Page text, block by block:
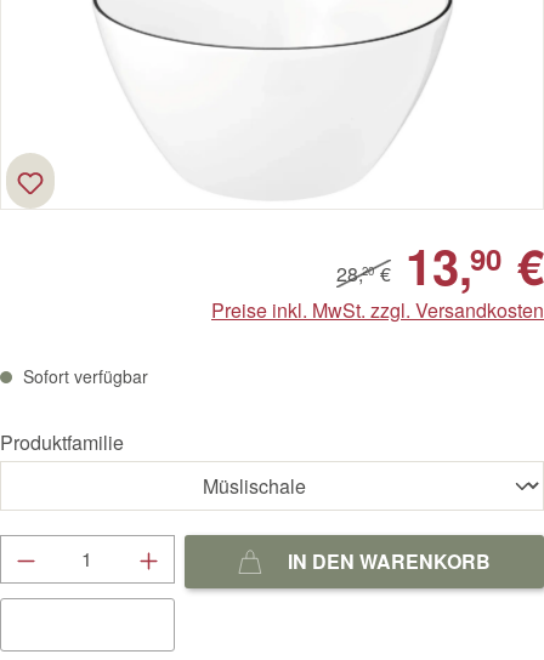
28,20€ 13,90 €
Preise inkl. MwSt. zzgl. Versandkosten
Sofort verfügbar
Produktfamilie
Produkt Anzahl: Gib den gewünschten Wert
IN DEN WARENKORB